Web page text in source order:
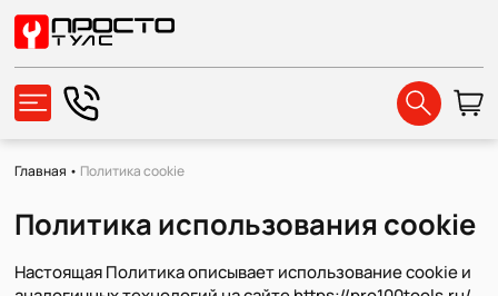
Главная • Политика cookie
Политика использования cookie
Настоящая Политика описывает использование cookie и